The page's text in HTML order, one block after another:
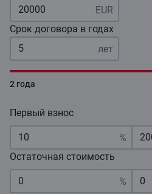
Срок договора в годах
2 года
Первый взнос
Остаточная стоимость